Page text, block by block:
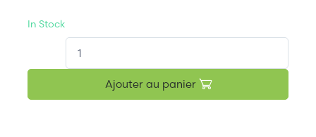
In Stock
Ajouter au panier